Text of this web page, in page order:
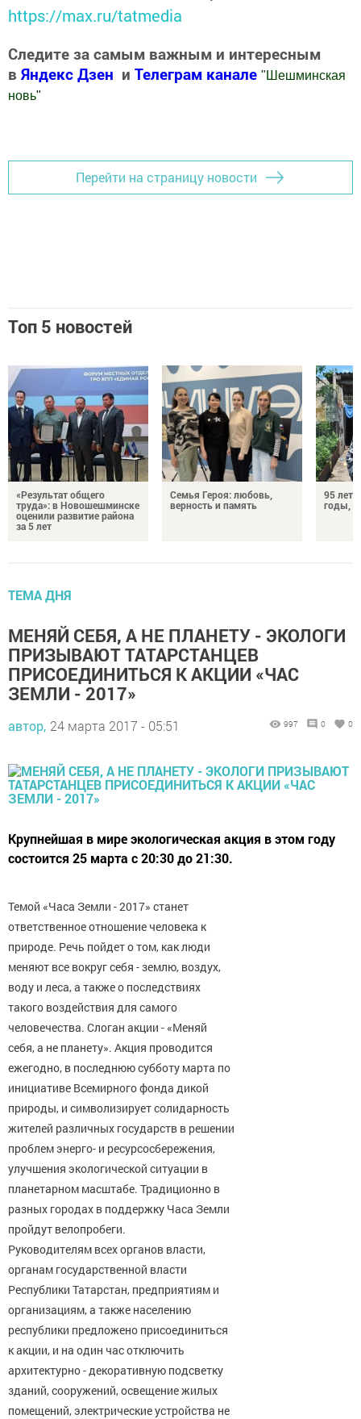
https://max.ru/tatmedia
Следите за самым важным и интересным
в Яндекс Дзен и Телеграм канале " Шешминская
новь"
Перейти на страницу новости
Топ 5 новостей
«Результат общего
труда»: в Новошешминске
оценили развитие района
за 5 лет
Семья Героя: любовь,
верность и память
95 лет
годы,
ТЕМА ДНЯ
МЕНЯЙ СЕБЯ, А НЕ ПЛАНЕТУ -⁠ ЭКОЛОГИ
ПРИЗЫВАЮТ ТАТАРСТАНЦЕВ
ПРИСОЕДИНИТЬСЯ К АКЦИИ «ЧАС
ЗЕМЛИ -⁠ 2017»
автор, 24 марта 2017 - 05:51 997 0 0
Крупнейшая в мире экологическая акция в этом году
состоится 25 марта с 20:30 до 21:30.
Темой «Часа Земли - 2017» станет
ответственное отношение человека к
природе. Речь пойдет о том, как люди
меняют все вокруг себя - землю, воздух,
воду и леса, а также о последствиях
такого воздействия для самого
человечества. Слоган акции -⁠ «Меняй
себя, а не планету». Акция проводится
ежегодно, в последнюю субботу марта по
инициативе Всемирного фонда дикой
природы, и символизирует солидарность
жителей различных государств в решении
проблем энерго-⁠ и ресурсосбережения,
улучшения экологической ситуации в
планетарном масштабе. Традиционно в
разных городах в поддержку Часа Земли
пройдут велопробеги.
Руководителям всех органов власти,
органам государственной власти
Республики Татарстан, предприятиям и
организациям, а также населению
республики предложено присоединиться
к акции, и на один час отключить
архитектурно -⁠ декоративную подсветку
зданий, сооружений, освещение жилых
помещений, электрические устройства не